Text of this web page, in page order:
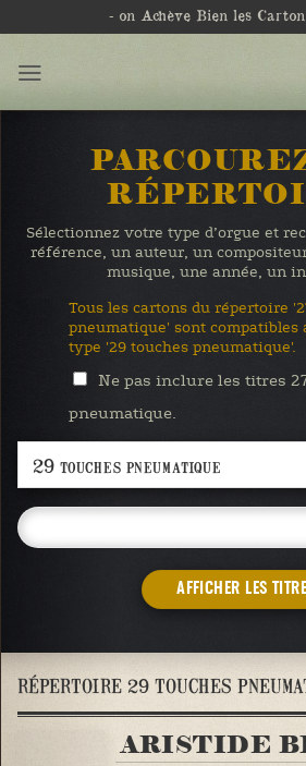
- on Achève Bien les
Sélectionnez votre type d’orgue et
référence, un auteur, un
musique, une année, un
Tous les cartons du répertoire
pneumatique' sont compatibles
type '29 touches pneumatique'.
Ne pas inclure les titres
pneumatique.
AFFICHER LES
RÉPERTOIRE 29 TOUCHES
ARISTIDE